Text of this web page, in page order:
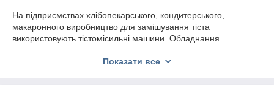
На підприємствах хлібопекарського, кондитерського,
макаронного виробництво для замішування тіста
використовують тістомісильні машини. Обладнання
дріжджовий, листковій, заварний, заготовки для пельменів і
дріжджів, солі, цукру, олії та інших інгредієнтів в однорідну
Показати все